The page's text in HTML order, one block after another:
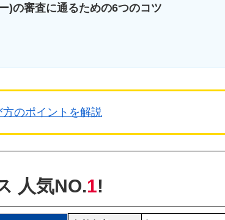
)の審査に通るための6つのコツ
のポイントを解説
人気NO.1!